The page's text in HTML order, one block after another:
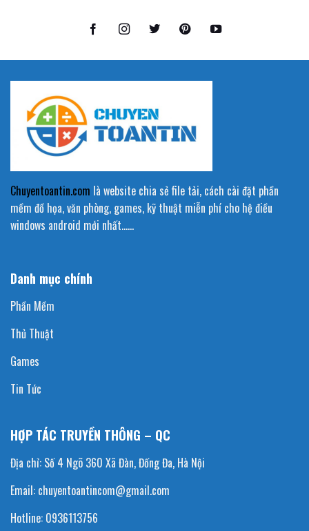
Chuyentoantin.com là website chia sẻ file tải, cách cài đặt phần
mềm đồ họa, văn phòng, games, kỹ thuật miễn phí cho hệ điều
windows android mới nhất……
Danh mục chính
Phần Mềm
Thủ Thuật
Games
Tin Tức
HỢP TÁC TRUYỀN THÔNG – QC
Địa chỉ: Số 4 Ngõ 360 Xã Đàn, Đống Đa, Hà Nội
Email: chuyentoantincom@gmail.com
Hotline: 0936113756